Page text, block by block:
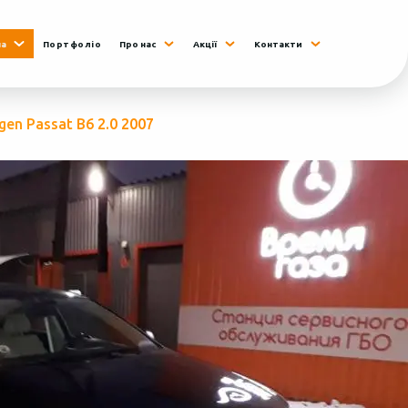
Портфоліо Про нас Акції Контакти
Passat В6 2.0 2007